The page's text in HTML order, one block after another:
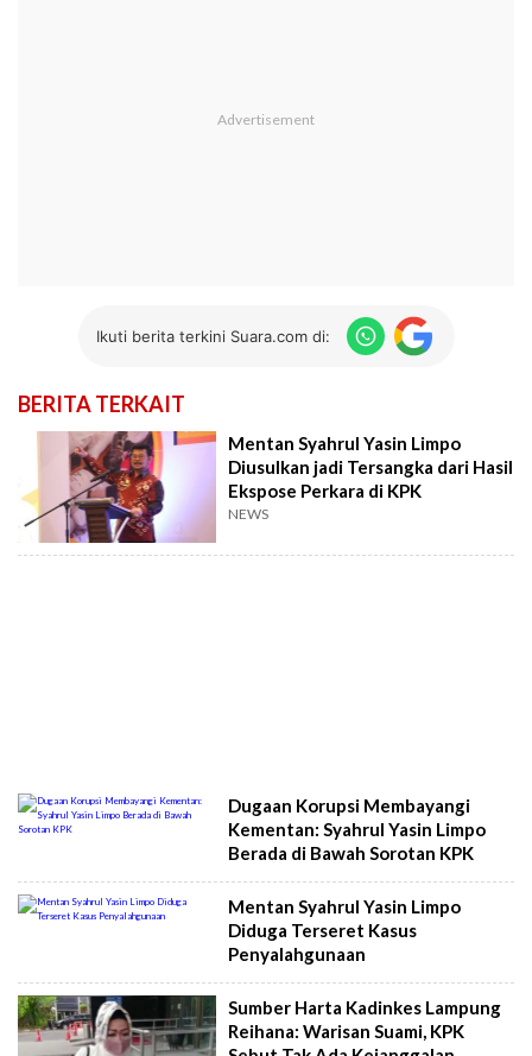
Ikuti berita terkini Suara.com di:
BERITA TERKAIT
Mentan Syahrul Yasin Limpo
Diusulkan jadi Tersangka dari Hasil
Ekspose Perkara di KPK
NEWS
Dugaan Korupsi Membayangi
Kementan: Syahrul Yasin Limpo
Berada di Bawah Sorotan KPK
Mentan Syahrul Yasin Limpo
Diduga Terseret Kasus
Penyalahgunaan
Sumber Harta Kadinkes Lampung
Reihana: Warisan Suami, KPK